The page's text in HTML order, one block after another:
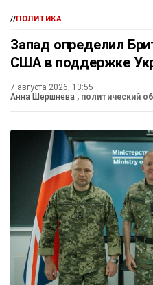
//ПОЛИТИКА
Запад определил
США в поддержке
7 августа 2026, 13:55
Анна Шершнева , политический